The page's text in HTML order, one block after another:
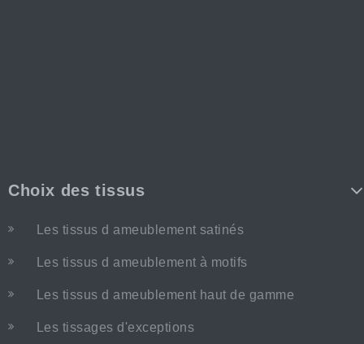
Choix des tissus
Les tissus d ameublement satinés
Les tissus d ameublement à motifs
Les tissus d ameublement haut de gamme
Les tissages d'exceptions